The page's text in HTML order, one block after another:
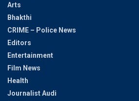
Arts
Bhakthi
CRIME – Police News
Editors
Entertainment
Film News
Health
Journalist Audi